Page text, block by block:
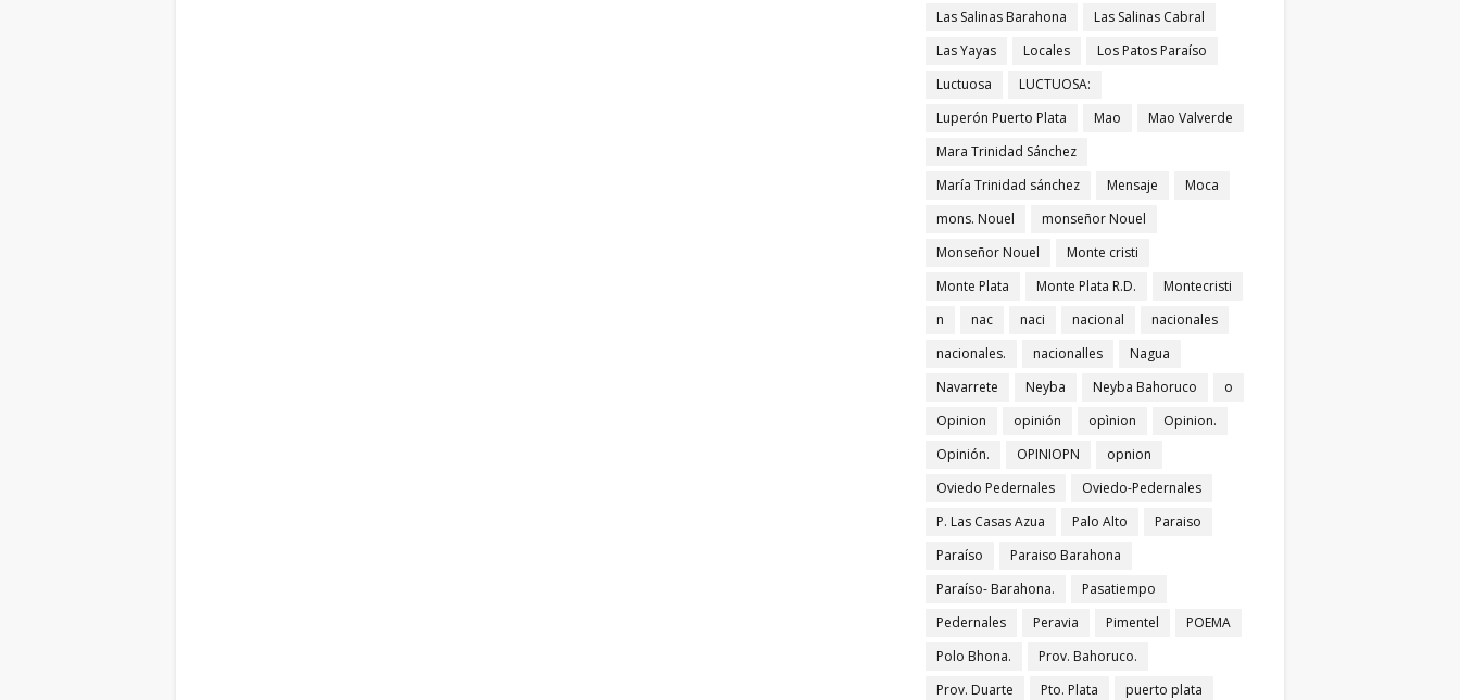
Las Salinas Barahona
Las Salinas Cabral
Las Yayas
Locales
Los Patos Paraíso
Luctuosa
LUCTUOSA:
Luperón Puerto Plata
Mao
Mao Valverde
Mara Trinidad Sánchez
María Trinidad sánchez
Mensaje
Moca
mons. Nouel
monseñor Nouel
Monseñor Nouel
Monte cristi
Monte Plata
Monte Plata R.D.
Montecristi
n
nac naci nacional
nacionales
nacionales.
nacionalles
Nagua
Navarrete
Neyba Neyba Bahoruco
o
Opinion
opinión opìnion
Opinion.
Opinión.
OPINIOPN
opnion
Oviedo Pedernales
Oviedo-Pedernales
P. Las Casas Azua
Palo Alto
Paraiso
Paraíso
Paraiso Barahona
Paraíso- Barahona.
Pasatiempo
Pedernales
Peravia Pimentel
POEMA
Polo Bhona.
Prov. Bahoruco.
Prov. Duarte
Pto. Plata
puerto plata